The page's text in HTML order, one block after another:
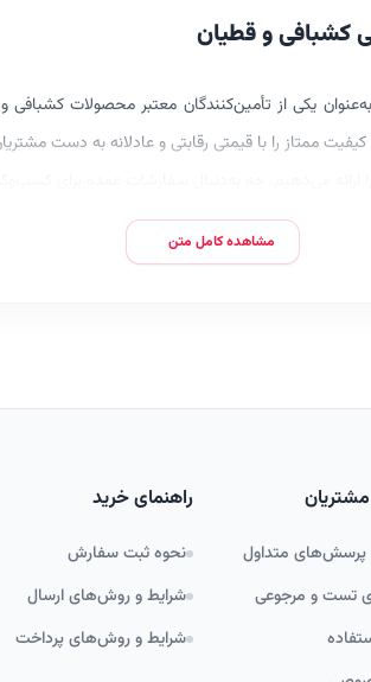
کشبافی و قطیان
یکی از تأمین‌کنندگان معتبر محصولات
ممتاز را با قیمتی رقابتی و عادلانه به دست
شفافیت، کیفیت و اعتماد.
مشاهده کامل متن
پرسش‌های متداول
تست و مرجوعی
راهنمای خرید
نحوه ثبت سفارش
شرایط و روش‌های ارسال
شرایط و روش‌های پرداخت